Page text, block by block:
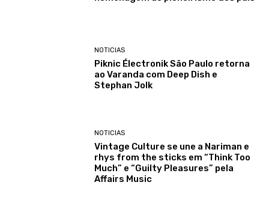
NOTICIAS
Piknic Électronik São Paulo retorna
ao Varanda com Deep Dish e
Stephan Jolk
NOTICIAS
Vintage Culture se une a Nariman e
rhys from the sticks em “Think Too
Much” e “Guilty Pleasures” pela
Affairs Music